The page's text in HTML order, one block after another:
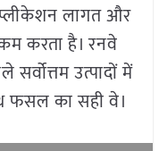
लागत और
करता है। रनवे
उत्पादों में
फसल का सही वे।